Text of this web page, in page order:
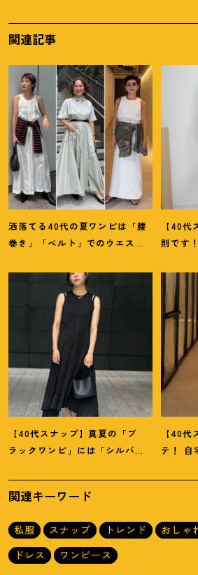
関連記事
洒落てる40代の夏ワンピは「腰
巻き」「ベルト」でのウエスト
【40
則です ！
ん
【40代スナップ】真夏の「ブ
ラックワンピ」には「シルバー
果林さん
【40代
テ ！
自
乃婦さ
関連キーワード
私服 スナップ トレンド おしゃ
ドレス
ワンピース